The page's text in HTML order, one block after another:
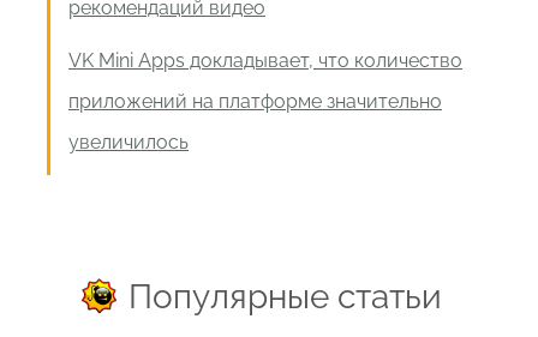
рекомендаций видео
VK Mini Apps докладывает, что количество
приложений на платформе значительно
увеличилось
Популярные статьи